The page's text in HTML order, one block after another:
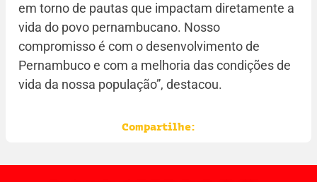
em torno de pautas que impactam diretamente a
vida do povo pernambucano. Nosso
compromisso é com o desenvolvimento de
Pernambuco e com a melhoria das condições de
vida da nossa população”, destacou.
Compartilhe: